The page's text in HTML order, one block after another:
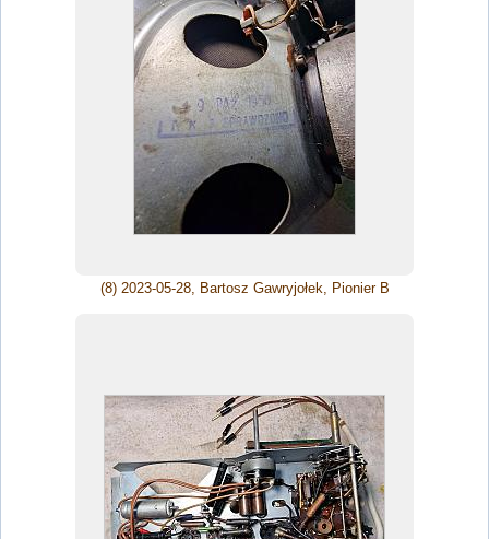
(8) 2023-05-28, Bartosz Gawryjołek, Pionier B